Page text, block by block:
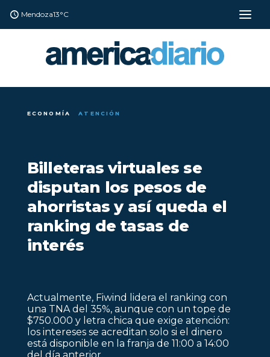
Mendoza13°C
ECONOMÍA ATENCIÓN
Billeteras virtuales se
disputan los pesos de
ahorristas y así queda el
ranking de tasas de
interés
Actualmente, Fiwind lidera el ranking con
una TNA del 35%, aunque con un tope de
$750.000 y letra chica que exige atención:
los intereses se acreditan solo si el dinero
está disponible en la franja de 11:00 a 14:00